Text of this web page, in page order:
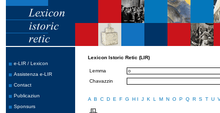
e-LIR / Lexicon
Assistenza e-LIR
Contact
Publicaziun
Sponsurs
Lexicon Istoric Retic (LIR)
Lemma
Chavazzin
A B C D E F G H I J K L M N O P Q R S T U